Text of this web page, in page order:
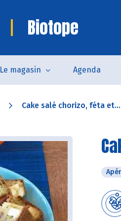
Biotope
Le magasin Agenda
Cake salé chorizo, féta et...